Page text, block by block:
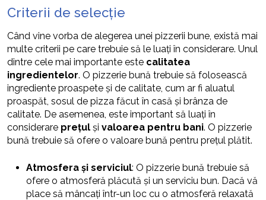
Criterii de selecție
Când vine vorba de alegerea unei pizzerii bune, există mai
multe criterii pe care trebuie să le luați în considerare. Unul
dintre cele mai importante este calitatea
ingredientelor. O pizzerie bună trebuie să folosească
ingrediente proaspete și de calitate, cum ar fi aluatul
proaspăt, sosul de pizza făcut în casă și brânza de
calitate. De asemenea, este important să luați în
considerare prețul și valoarea pentru bani. O pizzerie
bună trebuie să ofere o valoare bună pentru prețul plătit.
Atmosfera și serviciul: O pizzerie bună trebuie să
ofere o atmosferă plăcută și un serviciu bun. Dacă vă
place să mâncați într-un loc cu o atmosferă relaxată